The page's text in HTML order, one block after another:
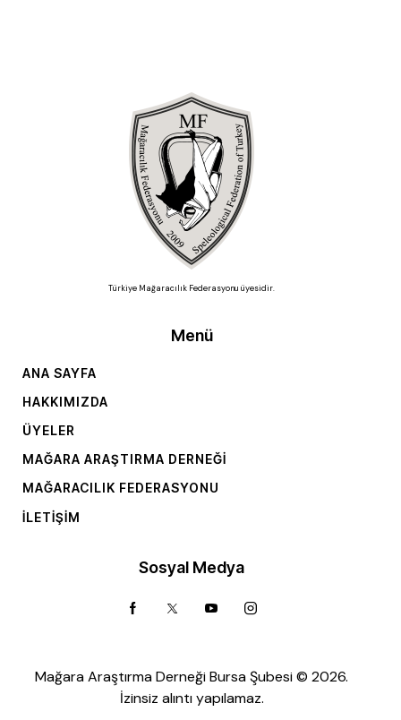
Türkiye Mağaracılık Federasyonu üyesidir.
Menü
ANA SAYFA
HAKKIMIZDA
ÜYELER
MAĞARA ARAŞTIRMA DERNEĞI
MAĞARACILIK FEDERASYONU
İLETIŞIM
Sosyal Medya
Mağara Araştırma Derneği Bursa Şubesi © 2026.
İzinsiz alıntı yapılamaz.